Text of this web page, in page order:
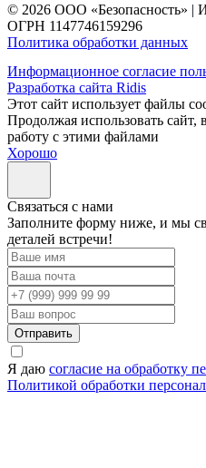
© 2026 ООО «Безопасность» |
ОГРН 1147746159296
Политика обработки данных
Информационное согласие
Разработка сайта Ridis
Этот сайт использует файлы
Продолжая использовать сайт,
работу с этими файлами
Хорошо
Cвязаться с нами
Заполните форму ниже, и мы
деталей встречи!
Отправить
Я даю согласие на обработку
Политикой обработки